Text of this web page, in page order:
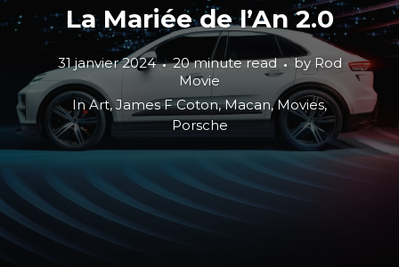
La Mariée de l’An 2.0
31 janvier 2024 20 minute read by Rod
Movie
InArt,James F Coton,Macan,Movies,
Porsche